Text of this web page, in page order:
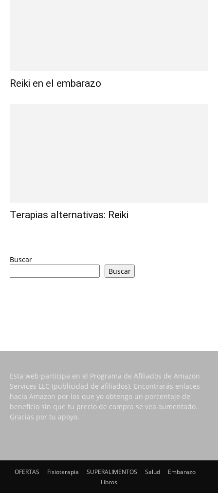
Reiki en el embarazo
Terapias alternativas: Reiki
Buscar
Buscar
Esta web participa en el Programa de Afiliados de Amazon
Services LLC (publicidad de afiliados). Encontrarás enlaces
hacia Amazon por los que yo obtengo un porcentaje de
beneficio sin que tu precio de compra se vea aumentado.
Gracias por tu apoyo.
OFERTAS Fisioterapia SUPERALIMENTOS Salud
Embarazo
Libros